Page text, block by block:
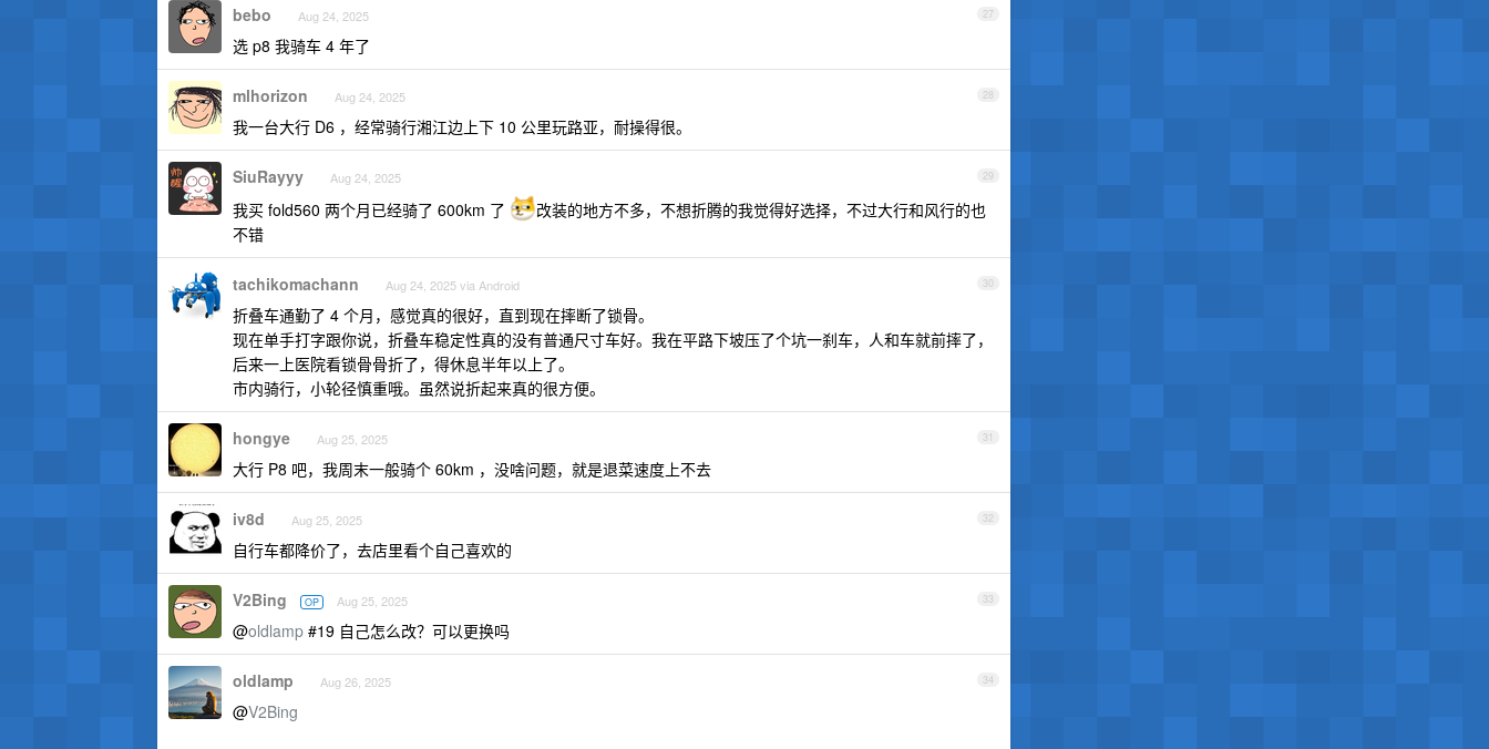
27
bebo Aug 24, 2025
选 p8 我骑车 4 年了
28
mlhorizon Aug 24, 2025
我一台大行 D6 ，经常骑行湘江边上下 10 公里玩路亚，耐操得很。
29
SiuRayyy Aug 24, 2025
我买 fold560 两个月已经骑了 600km 了
改装的地方不多，不想折腾的我觉得好选择，不过大行和风行的也
不错
30
tachikomachann Aug 24, 2025 via Android
折叠车通勤了 4 个月，感觉真的很好，直到现在摔断了锁骨。
现在单手打字跟你说，折叠车稳定性真的没有普通尺寸车好。我在平路下坡压了个坑一刹车，人和车就前摔了，
后来一上医院看锁骨骨折了，得休息半年以上了。
市内骑行，小轮径慎重哦。虽然说折起来真的很方便。
31
hongye Aug 25, 2025
大行 P8 吧，我周末一般骑个 60km ，没啥问题，就是退菜速度上不去
32
iv8d Aug 25, 2025
自行车都降价了，去店里看个自己喜欢的
33
V2Bing OP Aug 25, 2025
@oldlamp #19 自己怎么改？可以更换吗
34
oldlamp Aug 26, 2025
@V2Bing